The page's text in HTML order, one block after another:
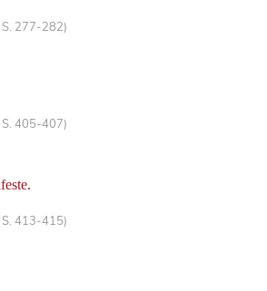
S. 277-282)
S. 405-407)
S. 413-415)